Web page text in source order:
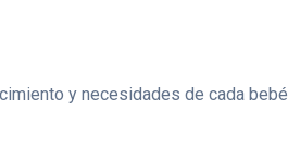
y necesidades de cada bebé.